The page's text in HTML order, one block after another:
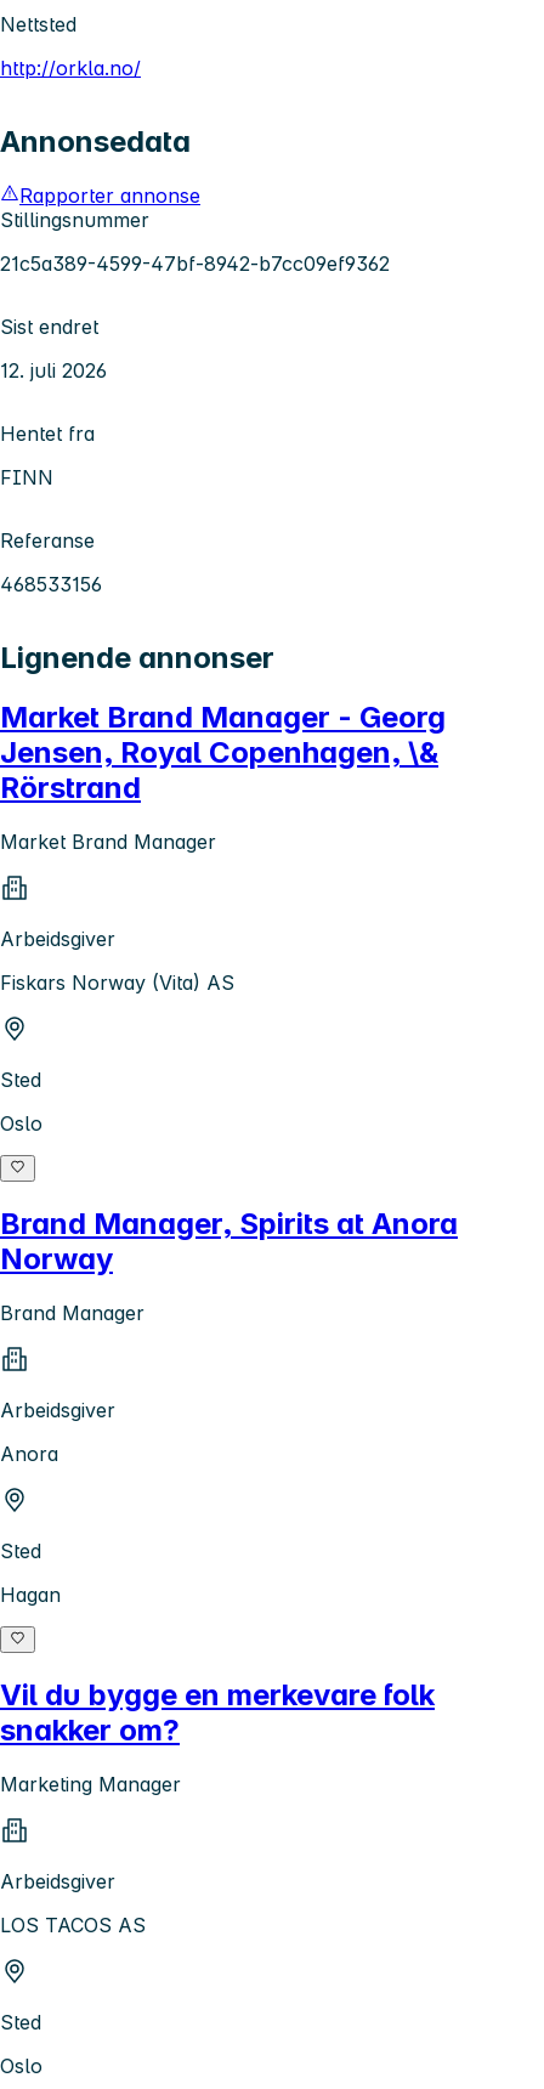
Nettsted
http://orkla.no/
Annonsedata
Rapporter annonse
Stillingsnummer
21c5a389-4599-47bf-8942-b7cc09ef9362
Sist endret
12. juli 2026
Hentet fra
FINN
Referanse
468533156
Lignende annonser
Market Brand Manager - Georg
Jensen, Royal Copenhagen, \&
Rörstrand
Market Brand Manager
Arbeidsgiver
Fiskars Norway (Vita) AS
Sted
Oslo
Brand Manager, Spirits at Anora
Norway
Brand Manager
Arbeidsgiver
Anora
Sted
Hagan
Vil du bygge en merkevare folk
snakker om?
Marketing Manager
Arbeidsgiver
LOS TACOS AS
Sted
Oslo